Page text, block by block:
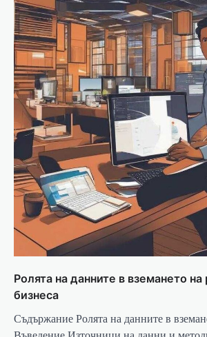
Ролята на данните в вземането
бизнеса
Съдържание Ролята на данните в